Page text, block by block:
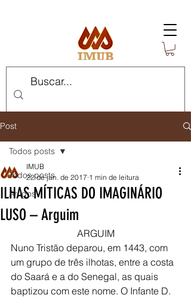
Post
Todos posts
Artigos
Todos posts
ILHAS MÍTICAS DO IMAGINÁRIO
LUSO – Arguim
IMUB
22 de jan. de 2017 1 min de leitura
ARGUIM
Nuno Tristão deparou, em 1443, com
um grupo de três ilhotas, entre a costa
do Saará e a do Senegal, as quais
baptizou com este nome. O Infante D.